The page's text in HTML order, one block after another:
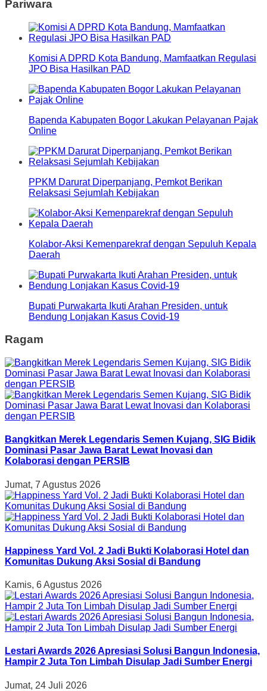
Pariwara
Komisi A DPRD Kota Bandung, Mamfaatkan Regulasi
JPO Bisa Hasilkan PAD
Bapenda Kabupaten Bogor Lakukan Pelayanan Pajak
Online
PPKM Darurat Diperpanjang, Pemkot Berikan
Relaksasi Sejumlah Kebijakan
Kolabor-Aksi Kemenparekraf dengan Sepuluh Kepala
Daerah
Bupati Purwakarta Ikuti Arahan Presiden, untuk
Bendung Lonjakan Kasus Covid-19
Ragam
Bangkitkan Merek Legendaris Semen Kujang, SIG Bidik
Dominasi Pasar Jawa Barat Lewat Inovasi dan
Kolaborasi dengan PERSIB
Jumat, 7 Agustus 2026
Happiness Yard Vol. 2 Jadi Bukti Kolaborasi Hotel dan
Komunitas Dukung Aksi Sosial di Bandung
Kamis, 6 Agustus 2026
Lestari Awards 2026 Apresiasi Solusi Bangun Indonesia,
Hampir 2 Juta Ton Limbah Disulap Jadi Sumber Energi
Jumat, 24 Juli 2026